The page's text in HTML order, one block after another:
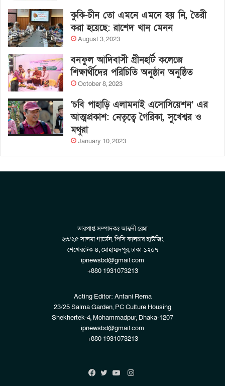
কুকি-চীন তো এমনে এমনে হয় নি, তৈরী
করা হয়েছে: রাশেদ খান মেনন
August 3, 2023
বনফুল আদিবাসী গ্রীনহার্ট কলেজে
শিক্ষার্থীদের পরিচিতি অনুষ্ঠান অনুষ্ঠিত
October 8, 2023
‘চবি পাহাড়ি এলামনাই এসোসিয়েশন’ এর
আত্মপ্রকাশ: নেতৃত্বে গৈরিকা, সুখেশ্বর ও
মথুরা
January 10, 2023
ভারপ্রাপ্ত সম্পাদকঃ আন্তনী রেমা
২৩/২৫ সালমা গার্ডেন, পিসি কালচার হাউজিং
শেখেরটেক-৪, মোহাম্মদপুর, ঢাকা-১২০৭
ipnewsbd@gmail.com
+880 1931073213
Acting Editor: Antani Rema
23/25 Salma Garden, PC Culture Housing
Shekhertek-4, Mohammadpur, Dhaka-1207
ipnewsbd@gmail.com
+880 1931073213
Instagram